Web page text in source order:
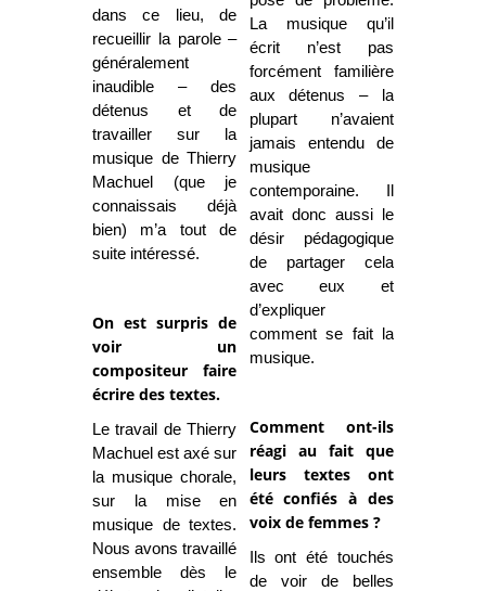
dans ce lieu, de
recueillir la parole –
généralement
inaudible – des
détenus et de
travailler sur la
musique de Thierry
Machuel (que je
connaissais déjà
bien) m’a tout de
suite intéressé.
On est surpris de
voir un
compositeur faire
écrire des textes.
Le travail de Thierry
Machuel est axé sur
la musique chorale,
sur la mise en
musique de textes.
Nous avons travaillé
ensemble dès le
La musique qu’il
écrit n’est pas
forcément familière
aux détenus – la
plupart n’avaient
jamais entendu de
musique
contemporaine. Il
avait donc aussi le
désir pédagogique
de partager cela
avec eux et
d’expliquer
comment se fait la
musique.
Comment ont-ils
réagi au fait que
leurs textes ont
été confiés à des
voix de femmes ?
Ils ont été touchés
de voir de belles